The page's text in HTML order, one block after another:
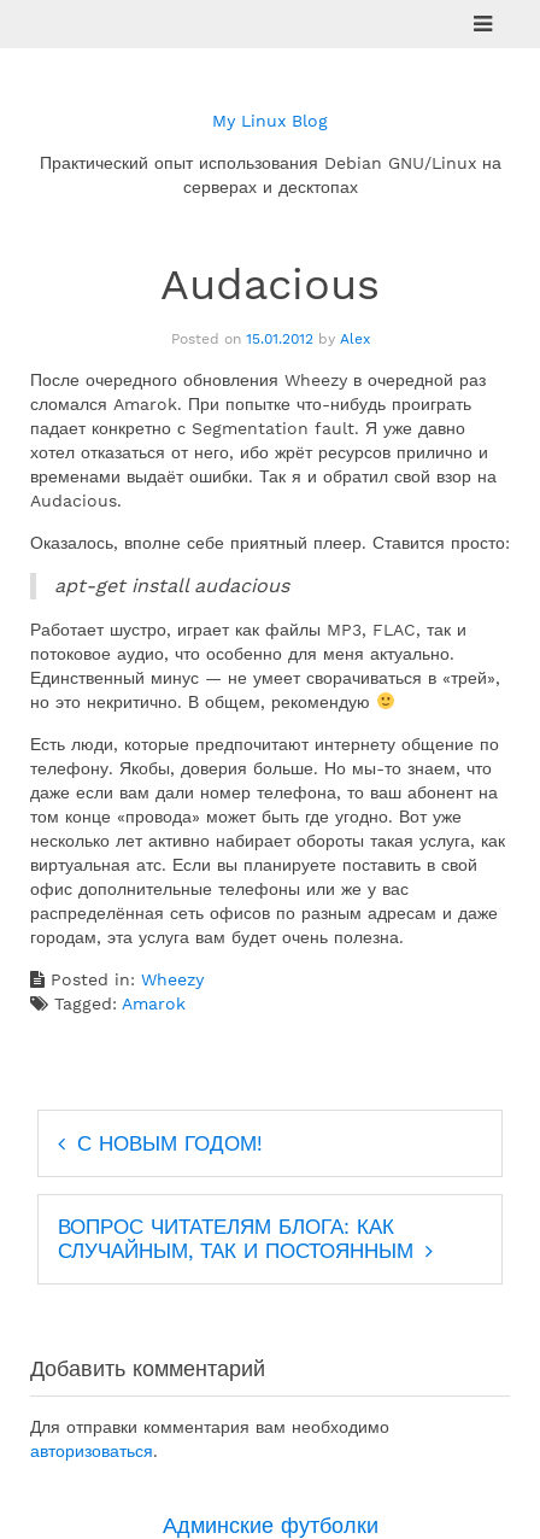
My Linux Blog
Практический опыт использования Debian GNU/Linux на
серверах и десктопах
Audacious
Posted on 15.01.2012by Alex
После очередного обновления Wheezy в очередной раз
сломался Amarok. При попытке что-нибудь проиграть
падает конкретно с Segmentation fault. Я уже давно
хотел отказаться от него, ибо жрёт ресурсов прилично и
временами выдаёт ошибки. Так я и обратил свой взор на
Audacious.
Оказалось, вполне себе приятный плеер. Ставится просто:
apt-get install audacious
Работает шустро, играет как файлы MP3, FLAC, так и
потоковое аудио, что особенно для меня актуально.
Единственный минус — не умеет сворачиваться в «трей»,
но это некритично. В общем, рекомендую
Есть люди, которые предпочитают интернету общение по
телефону. Якобы, доверия больше. Но мы-то знаем, что
даже если вам дали номер телефона, то ваш абонент на
том конце «провода» может быть где угодно. Вот уже
несколько лет активно набирает обороты такая услуга, как
виртуальная атс. Если вы планируете поставить в свой
офис дополнительные телефоны или же у вас
распределённая сеть офисов по разным адресам и даже
городам, эта услуга вам будет очень полезна.
Posted in: Wheezy
Tagged: Amarok
записям
С НОВЫМ ГОДОМ!
ВОПРОС ЧИТАТЕЛЯМ БЛОГА: КАК
СЛУЧАЙНЫМ, ТАК И ПОСТОЯННЫМ
Добавить комментарий
Для отправки комментария вам необходимо
авторизоваться.
Админские футболки